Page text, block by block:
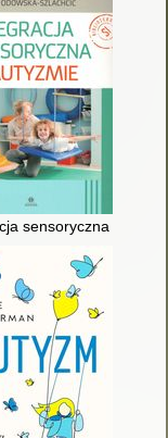
ich pomocnikach i
sensoryczna w